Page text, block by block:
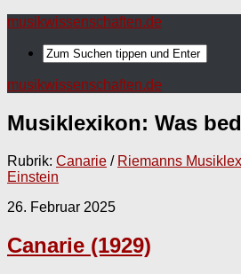
musikwissenschaften.de
musikwissenschaften.de
Musiklexikon: Was
Rubrik: Canarie / Riemanns
Einstein
26. Februar 2025
Canarie (1929)